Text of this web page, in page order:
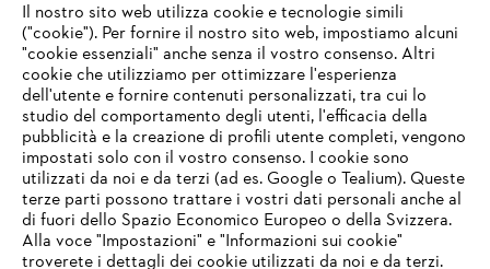
Domande frequenti
Assistenza
IHR BROWSER WIRD NICHT
UNTERSTÜTZT
Il nostro sito web utilizza cookie e tecnologie simili
("cookie"). Per fornire il nostro sito web, impostiamo alcuni
"cookie essenziali" anche senza il vostro consenso. Altri
cookie che utilizziamo per ottimizzare l'esperienza
dell'utente e fornire contenuti personalizzati, tra cui lo
studio del comportamento degli utenti, l'efficacia della
pubblicità e la creazione di profili utente completi, vengono
impostati solo con il vostro consenso. I cookie sono
utilizzati da noi e da terzi (ad es. Google o Tealium). Queste
terze parti possono trattare i vostri dati personali anche al
di fuori dello Spazio Economico Europeo o della Svizzera.
Alla voce "Impostazioni" e "Informazioni sui cookie"
troverete i dettagli dei cookie utilizzati da noi e da terzi.